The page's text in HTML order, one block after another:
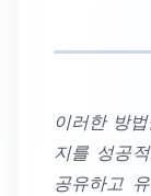
이러한 방
지를 성공
공유하고